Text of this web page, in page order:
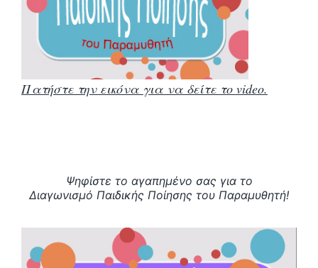
Πατήστε την εικόνα για να δείτε το video.
Ψηφίστε το αγαπημένο σας για το
Διαγωνισμό Παιδικής Ποίησης του Παραμυθητή!